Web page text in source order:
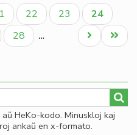
Paĝo
22 Paĝo
23
Aktuala
paĝo
24
Paĝo
28 …
Last
page
Next
page
HeKo-kodo. Minuskloj kaj
ankaŭ en x-formato.